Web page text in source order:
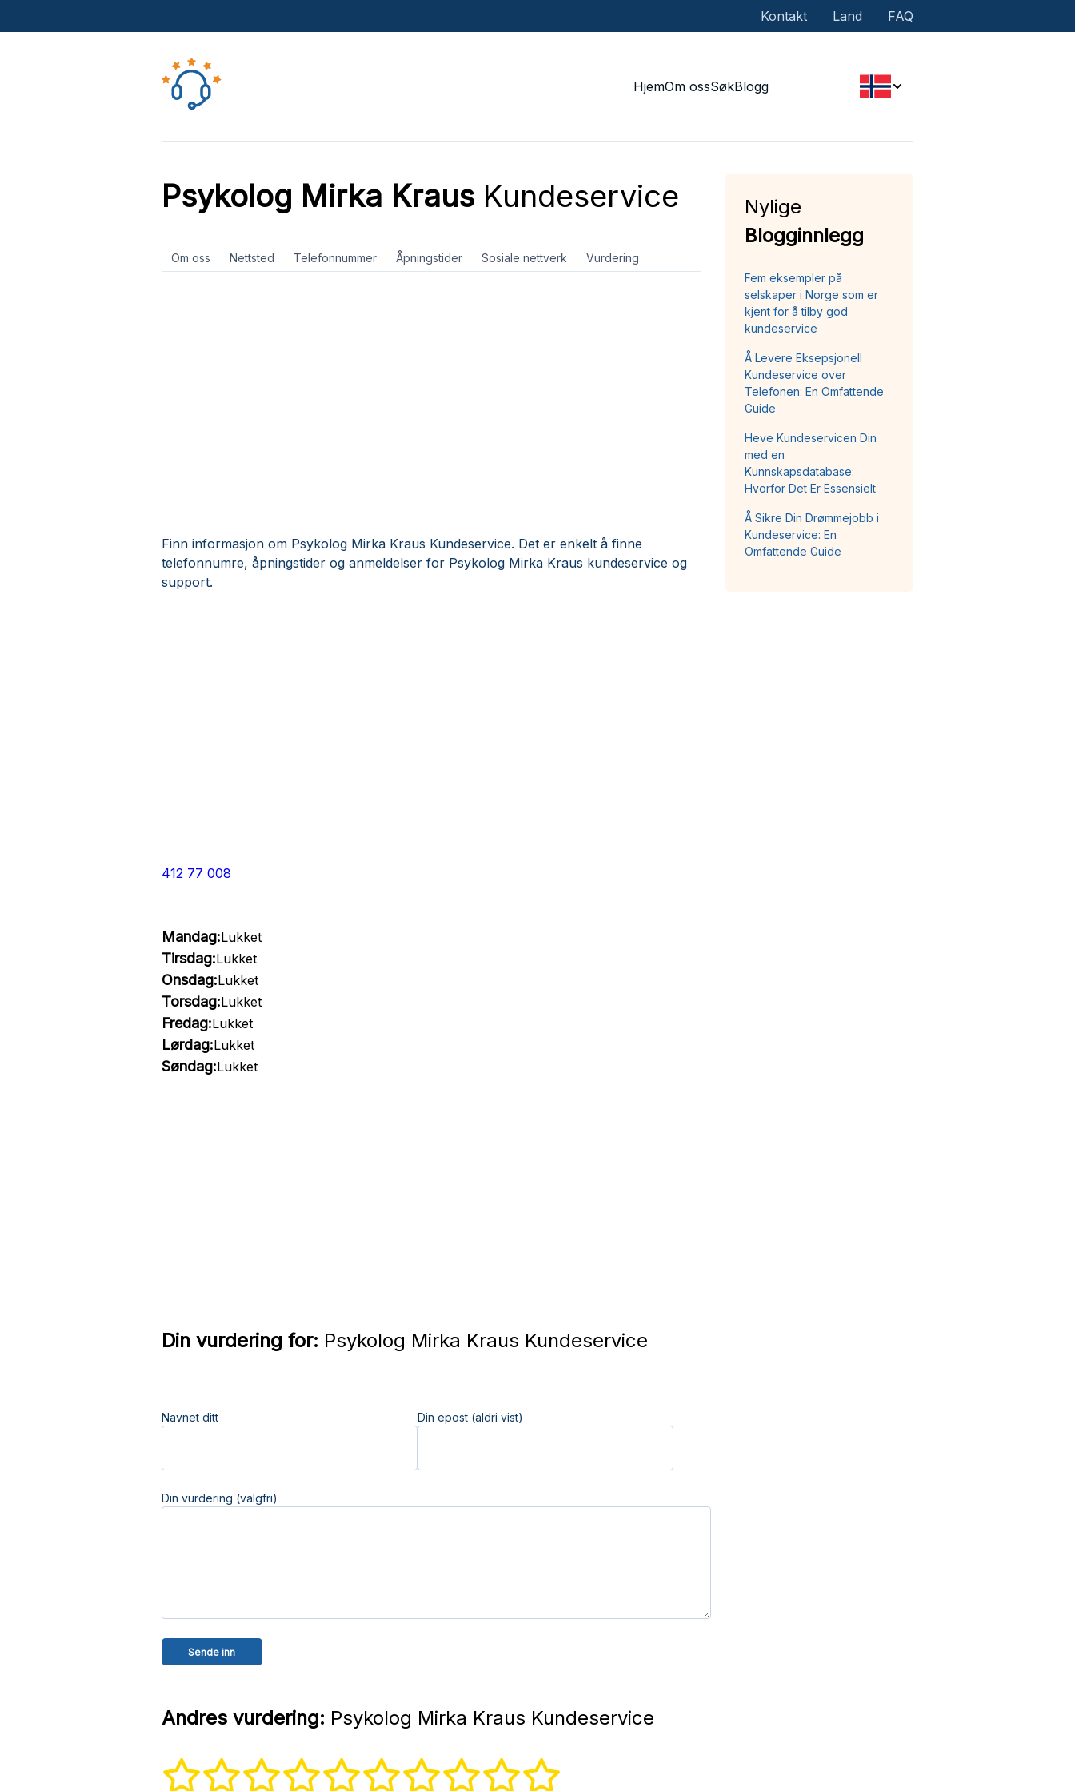
Kontakt Land FAQ
HjemOm ossSøkBlogg
Psykolog Mirka KrausKundeservice
Om oss Nettsted Telefonnummer Åpningstider Sosiale nettverk Vurdering
Finn informasjon om Psykolog Mirka Kraus Kundeservice. Det er enkelt å finne
telefonnumre, åpningstider og anmeldelser for Psykolog Mirka Kraus kundeservice og
support.
412 77 008
Mandag:Lukket
Tirsdag:Lukket
Onsdag:Lukket
Torsdag:Lukket
Fredag:Lukket
Lørdag:Lukket
Søndag:Lukket
Din vurdering for: Psykolog Mirka Kraus Kundeservice
Navnet ditt Din epost (aldri vist)
Din vurdering (valgfri)
Andres vurdering: Psykolog Mirka Kraus Kundeservice
Nylige
Blogginnlegg
Fem eksempler på
selskaper i Norge som er
kjent for å tilby god
kundeservice
Å Levere Eksepsjonell
Kundeservice over
Telefonen: En Omfattende
Guide
Heve Kundeservicen Din
med en
Kunnskapsdatabase:
Hvorfor Det Er Essensielt
Å Sikre Din Drømmejobb i
Kundeservice: En
Omfattende Guide